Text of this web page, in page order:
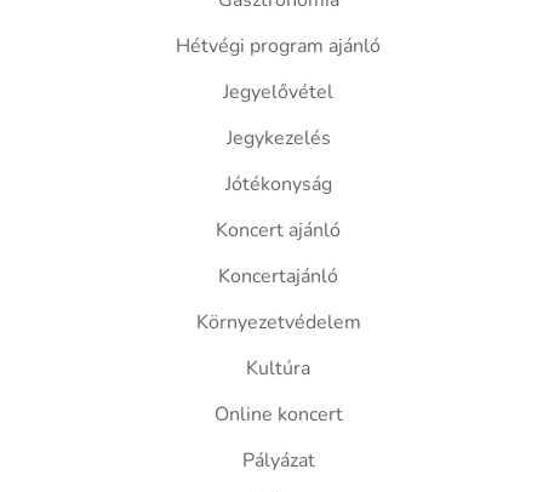
Hétvégi program ajánló
Jegyelővétel
Jegykezelés
Jótékonyság
Koncert ajánló
Koncertajánló
Környezetvédelem
Kultúra
Online koncert
Pályázat